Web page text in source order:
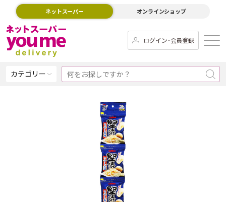
ネットスーパー オンラインショップ
ログイン･会員登録
カテゴリー